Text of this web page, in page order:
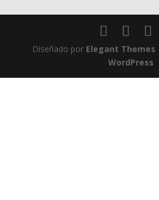
Diseñado por Elegant Themes
WordPress